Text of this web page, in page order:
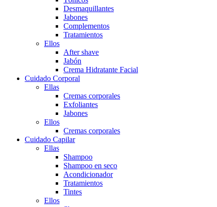
Desmaquillantes
Jabones
Complementos
Tratamientos
Ellos
After shave
Jabón
Crema Hidratante Facial
Cuidado Corporal
Ellas
Cremas corporales
Exfoliantes
Jabones
Ellos
Cremas corporales
Cuidado Capilar
Ellas
Shampoo
Shampoo en seco
Acondicionador
Tratamientos
Tintes
Ellos